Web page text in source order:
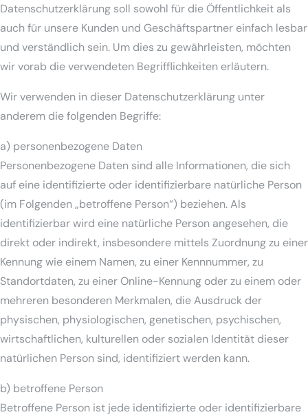
Datenschutzerklärung soll sowohl für die Öffentlichkeit als
auch für unsere Kunden und Geschäftspartner einfach lesbar
und verständlich sein. Um dies zu gewährleisten, möchten
wir vorab die verwendeten Begrifflichkeiten erläutern.
Wir verwenden in dieser Datenschutzerklärung unter
anderem die folgenden Begriffe:
a) personenbezogene Daten
Personenbezogene Daten sind alle Informationen, die sich
auf eine identifizierte oder identifizierbare natürliche Person
(im Folgenden „betroffene Person“) beziehen. Als
identifizierbar wird eine natürliche Person angesehen, die
direkt oder indirekt, insbesondere mittels Zuordnung zu einer
Kennung wie einem Namen, zu einer Kennnummer, zu
Standortdaten, zu einer Online-Kennung oder zu einem oder
mehreren besonderen Merkmalen, die Ausdruck der
physischen, physiologischen, genetischen, psychischen,
wirtschaftlichen, kulturellen oder sozialen Identität dieser
natürlichen Person sind, identifiziert werden kann.
b) betroffene Person
Betroffene Person ist jede identifizierte oder identifizierbare